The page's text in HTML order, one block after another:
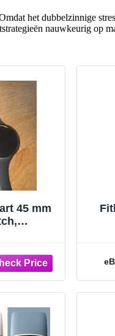
het dubbelzinnige
nauwkeurig op
45 mm